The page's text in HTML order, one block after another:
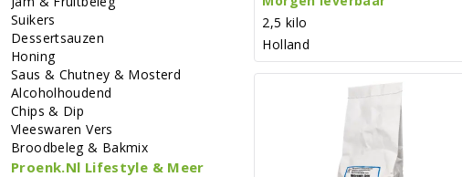
Suikers
Dessertsauzen
Honing
Saus & Chutney & Mosterd
Alcoholhoudend
Chips & Dip
Vleeswaren Vers
Broodbeleg & Bakmix
Proenk.nl Lifestyle & Meer
2,5 kilo
Holland